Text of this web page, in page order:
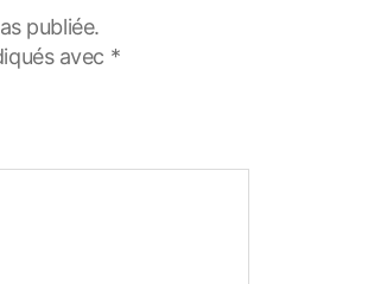
publiée.
avec *